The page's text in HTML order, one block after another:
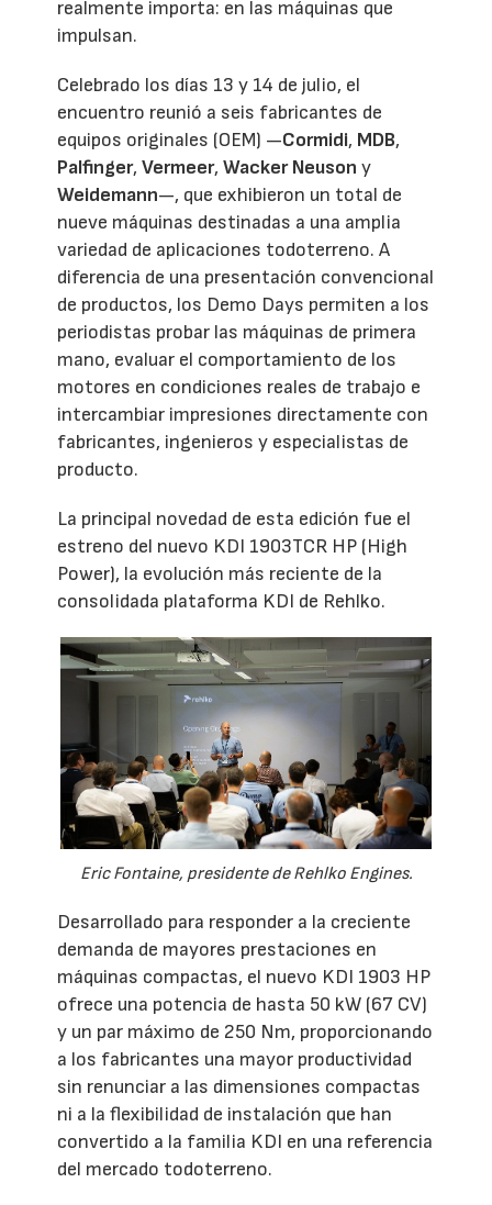
realmente importa: en las máquinas que
impulsan.
Celebrado los días 13 y 14 de julio, el
encuentro reunió a seis fabricantes de
equipos originales (OEM) —Cormidi, MDB,
Palfinger,Vermeer,Wacker Neuson y
Weidemann—, que exhibieron un total de
nueve máquinas destinadas a una amplia
variedad de aplicaciones todoterreno. A
diferencia de una presentación convencional
de productos, los Demo Days permiten a los
periodistas probar las máquinas de primera
mano, evaluar el comportamiento de los
motores en condiciones reales de trabajo e
intercambiar impresiones directamente con
fabricantes, ingenieros y especialistas de
producto.
La principal novedad de esta edición fue el
estreno del nuevo KDI 1903TCR HP (High
Power), la evolución más reciente de la
consolidada plataforma KDI de Rehlko.
Eric Fontaine, presidente de Rehlko Engines.
Desarrollado para responder a la creciente
demanda de mayores prestaciones en
máquinas compactas, el nuevo KDI 1903 HP
ofrece una potencia de hasta 50 kW (67 CV)
y un par máximo de 250 Nm, proporcionando
a los fabricantes una mayor productividad
sin renunciar a las dimensiones compactas
ni a la flexibilidad de instalación que han
convertido a la familia KDI en una referencia
del mercado todoterreno.